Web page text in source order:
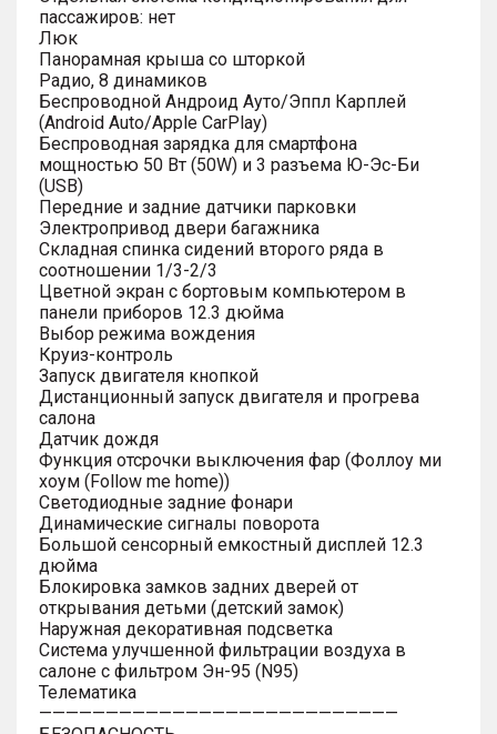
пассажиров: нет
Люк
Панорамная крыша со шторкой
Радио, 8 динамиков
Беспроводной Андроид Ауто/Эппл Карплей
(Android Auto/Apple CarPlay)
Беспроводная зарядка для смартфона
мощностью 50 Вт (50W) и 3 разъема Ю-Эс-Би
(USB)
Передние и задние датчики парковки
Электропривод двери багажника
Складная спинка сидений второго ряда в
соотношении 1/3-2/3
Цветной экран с бортовым компьютером в
панели приборов 12.3 дюйма
Выбор режима вождения
Круиз-контроль
Запуск двигателя кнопкой
Дистанционный запуск двигателя и прогрева
салона
Датчик дождя
Функция отсрочки выключения фар (Фоллоу ми
хоум (Follow me home))
Светодиодные задние фонари
Динамические сигналы поворота
Большой сенсорный емкостный дисплей 12.3
дюйма
Блокировка замков задних дверей от
открывания детьми (детский замок)
Наружная декоративная подсветка
Система улучшенной фильтрации воздуха в
салоне с фильтром Эн-95 (N95)
Телематика
———————————————————————————